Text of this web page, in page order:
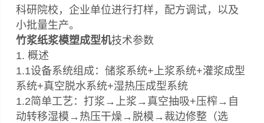
科研院校，企业单位进行打样，配方调试，以及
小批量生产。
竹浆纸浆模塑成型机技术参数
1. 概述
1.1设备系统组成：储浆系统+上浆系统+灌浆成型
系统+真空脱水系统+湿热压成型系统
1.2简单工艺：打浆→上浆→真空抽吸+压榨→自
动转移湿模→热压干燥→脱模→裁边修整（选